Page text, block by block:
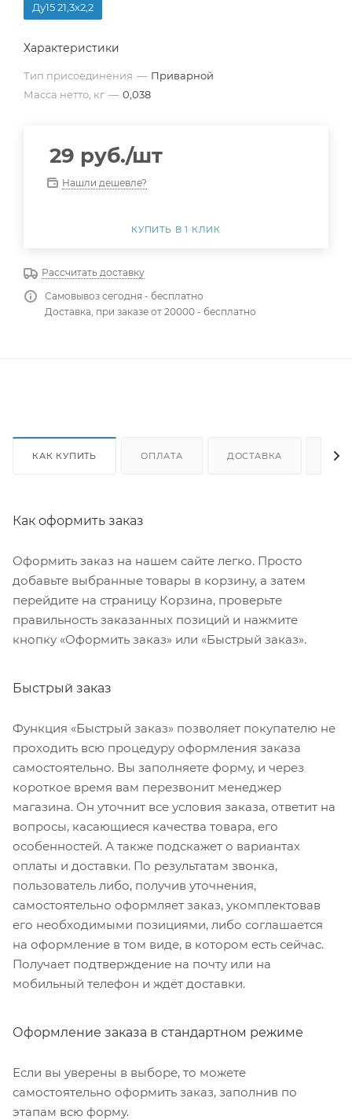
Ду15 21,3х2,2
Характеристики
Тип присоединения — Приварной
Масса нетто, кг — 0,038
29 руб./шт
Нашли дешевле?
КУПИТЬ В 1 КЛИК
Рассчитать доставку
Самовывоз сегодня - бесплатно
Доставка, при заказе от 20000 - бесплатно
КАК КУПИТЬ ОПЛАТА ДОСТАВКА
Как оформить заказ
Оформить заказ на нашем сайте легко. Просто
добавьте выбранные товары в корзину, а затем
перейдите на страницу Корзина, проверьте
правильность заказанных позиций и нажмите
кнопку «Оформить заказ» или «Быстрый заказ».
Быстрый заказ
Функция «Быстрый заказ» позволяет покупателю не
проходить всю процедуру оформления заказа
самостоятельно. Вы заполняете форму, и через
короткое время вам перезвонит менеджер
магазина. Он уточнит все условия заказа, ответит на
вопросы, касающиеся качества товара, его
особенностей. А также подскажет о вариантах
оплаты и доставки. По результатам звонка,
пользователь либо, получив уточнения,
самостоятельно оформляет заказ, укомплектовав
его необходимыми позициями, либо соглашается
на оформление в том виде, в котором есть сейчас.
Получает подтверждение на почту или на
мобильный телефон и ждёт доставки.
Оформление заказа в стандартном режиме
Если вы уверены в выборе, то можете
самостоятельно оформить заказ, заполнив по
этапам всю форму.